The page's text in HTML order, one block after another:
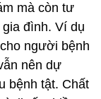
mà còn tư
đình. Ví dụ
người bệnh
nên dự
bệnh tật. Chất